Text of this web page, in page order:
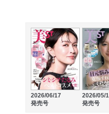
2026/06/17
発売号
2026/05/
発売号